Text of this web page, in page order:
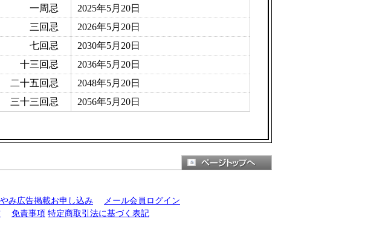
一周忌
2025年5月20日
三回忌
2026年5月20日
七回忌
2030年5月20日
十三回忌
2036年5月20日
二十五回忌
2048年5月20日
三十三回忌
2056年5月20日
み広告掲載お申し込み
メール会員ログイン
免責事項 特定商取引法に基づく表記